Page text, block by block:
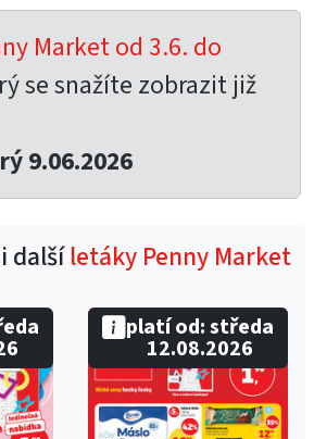
Market od 3.6. do
se snažíte zobrazit již
9.06.2026
dalšíletáky Penny Market
platí od: středa
12.08.2026